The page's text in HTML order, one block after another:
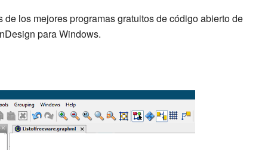
los mejores programas gratuitos de código abierto de
para Windows.